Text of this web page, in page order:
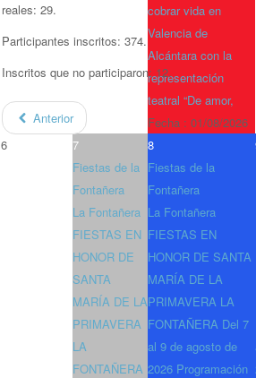
cobrar vida en
Valencia de
Alcántara con la
representación
teatral “De amor,
Fecha : 01/08/2026
6
7
Fiestas de la
Fontañera
La Fontañera
FIESTAS EN
HONOR DE
SANTA
MARÍA DE LA
PRIMAVERA
LA
FONTAÑERA
8
Fiestas de la
Fontañera
La Fontañera
FIESTAS EN
HONOR DE SANTA
MARÍA DE LA
PRIMAVERA LA
FONTAÑERA Del 7
al 9 de agosto de
2026 Programación
reales: 29.
Participantes inscritos: 374.
Inscritos que no participaron: 12.
Anterior